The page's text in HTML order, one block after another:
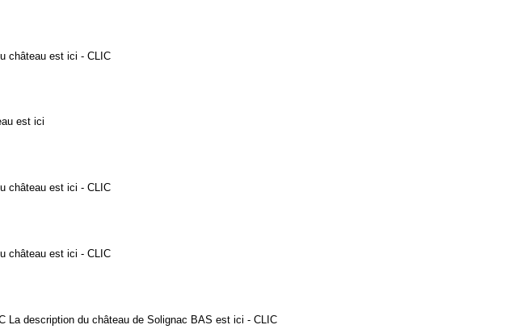
château est ici - CLIC
est ici
château est ici - CLIC
château est ici - CLIC
La description du château de Solignac BAS est ici - CLIC